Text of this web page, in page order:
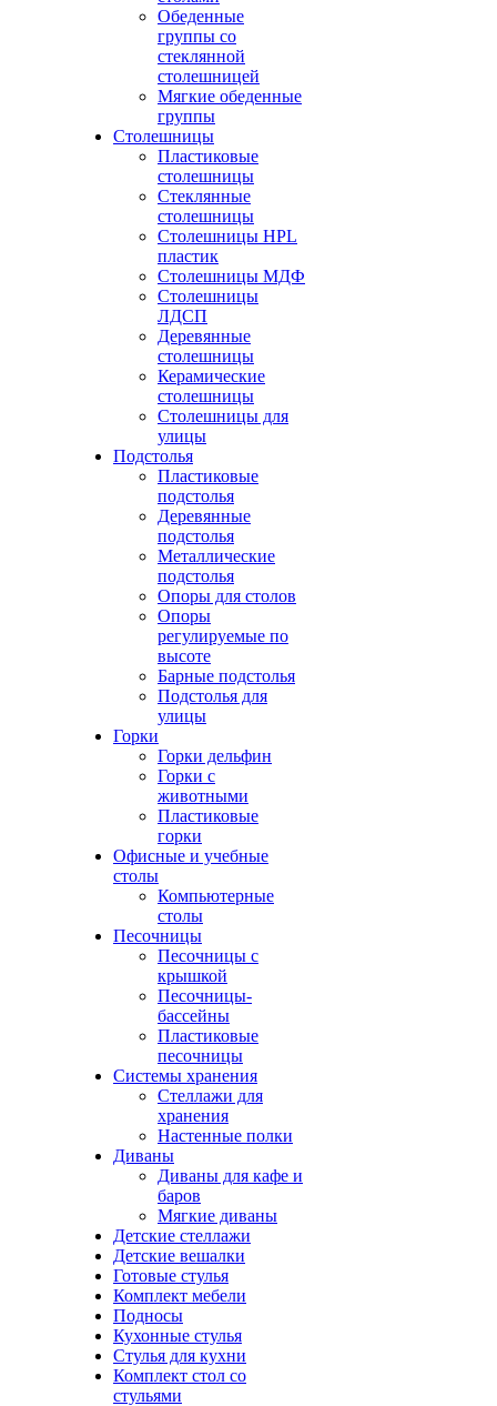
Обеденные
группы со
стеклянной
столешницей
Мягкие обеденные
группы
Столешницы
Пластиковые
столешницы
Стеклянные
столешницы
Столешницы HPL
пластик
Столешницы МДФ
Столешницы
ЛДСП
Деревянные
столешницы
Керамические
столешницы
Столешницы для
улицы
Подстолья
Пластиковые
подстолья
Деревянные
подстолья
Металлические
подстолья
Опоры для столов
Опоры
регулируемые по
высоте
Барные подстолья
Подстолья для
улицы
Горки
Горки дельфин
Горки с
животными
Пластиковые
горки
Офисные и учебные
столы
Компьютерные
столы
Песочницы
Песочницы с
крышкой
Песочницы-
бассейны
Пластиковые
песочницы
Системы хранения
Стеллажи для
хранения
Настенные полки
Диваны
Диваны для кафе и
баров
Мягкие диваны
Детские стеллажи
Детские вешалки
Готовые стулья
Комплект мебели
Подносы
Кухонные стулья
Стулья для кухни
Комплект стол со
стульями